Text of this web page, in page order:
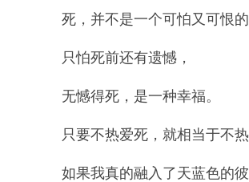
死，并不是一个可怕又可恨的
只怕死前还有遗憾，
无憾得死，是一种幸福。
只要不热爱死，就相当于不热
如果我真的融入了天蓝色的彼